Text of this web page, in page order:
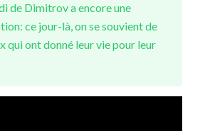
de Dimitrov a encore une
ce jour-là, on se souvient de
qui ont donné leur vie pour leur